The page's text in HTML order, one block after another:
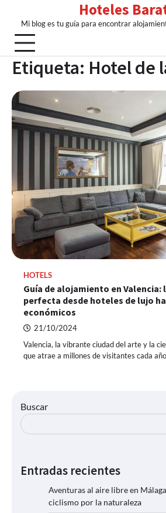
content
Hoteles
Mi blog es tu guía para encontrar
Etiqueta: Hotel de
HOTELS
Guía de alojamiento en Valencia:
perfecta desde hoteles de lujo
económicos
21/10/2024
Valencia, la vibrante ciudad del arte y la
que atrae a millones de visitantes cada
Buscar
Entradas recientes
Aventuras al aire libre en
ciclismo por la naturaleza